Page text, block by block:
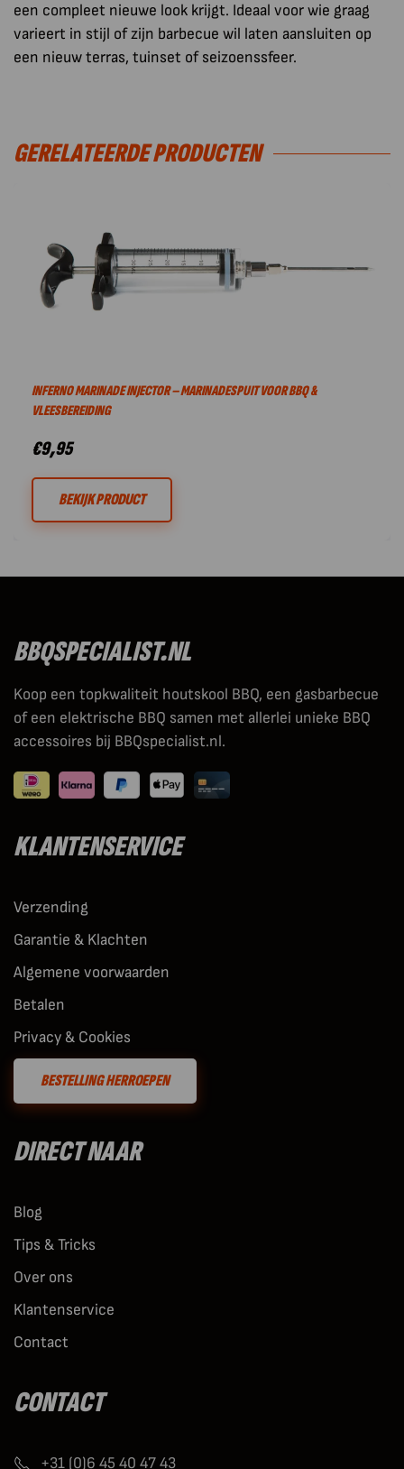
een compleet nieuwe look krijgt. Ideaal voor wie graag
varieert in stijl of zijn barbecue wil laten aansluiten op
een nieuw terras, tuinset of seizoenssfeer.
GERELATEERDE PRODUCTEN
INFERNO MARINADE INJECTOR – MARINADESPUIT VOOR BBQ &
VLEESBEREIDING
€9,95
BEKIJK PRODUCT
BBQSPECIALIST.NL
Koop een topkwaliteit houtskool BBQ, een gasbarbecue
of een elektrische BBQ samen met allerlei unieke BBQ
accessoires bij BBQspecialist.nl.
KLANTENSERVICE
Verzending
Garantie & Klachten
Algemene voorwaarden
Betalen
Privacy & Cookies
BESTELLING HERROEPEN
DIRECT NAAR
Blog
Tips & Tricks
Over ons
Klantenservice
Contact
CONTACT
+31 (0)6 45 40 47 43